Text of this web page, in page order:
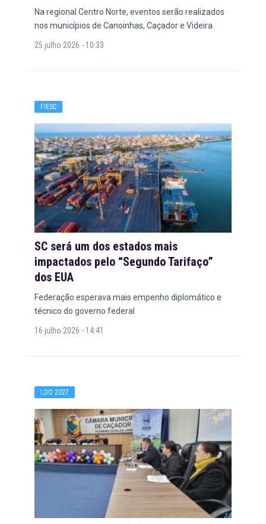
Na regional Centro Norte, eventos serão realizados
nos municípios de Canoinhas, Caçador e Videira
25 julho 2026 - 10:33
FIESC
SC será um dos estados mais
impactados pelo “Segundo Tarifaço”
dos EUA
Federação esperava mais empenho diplomático e
técnico do governo federal
16 julho 2026 - 14:41
LDO 2027